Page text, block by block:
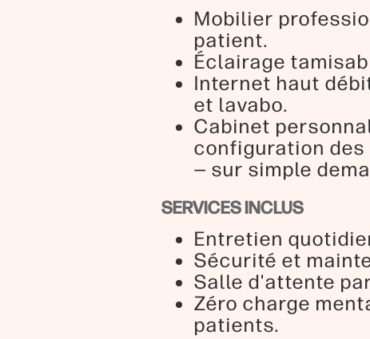
Mobilier
patient.
Éclairage
Internet haut
et lavabo.
Cabinet
configuration des
— sur simple
SERVICES INCLUS
Entretien
Sécurité et
Salle d'attente
Zéro charge
patients.